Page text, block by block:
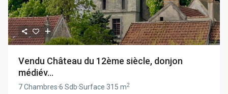
Vendu Château du 12ème siècle, donjon
médiév...
7 Chambres·6 Sdb·Surface315 m2